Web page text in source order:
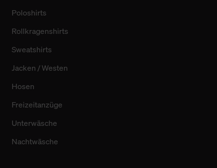
Poloshirts
Rollkragenshirts
Sweatshirts
Jacken / Westen
Hosen
Freizeitanzüge
Unterwäsche
Nachtwäsche